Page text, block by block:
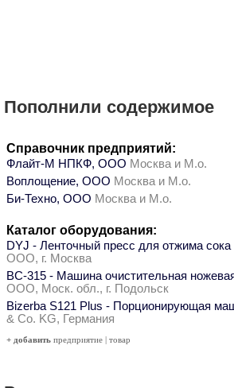
Пополнили содержимое
Справочник предприятий:
Флайт-М НПКФ, ООО Москва и М.о.
Воплощение, ООО Москва и М.о.
Би-Техно, ООО Москва и М.о.
Каталог оборудования:
DYJ - Ленточный пресс для отжима сока
ООО, г. Москва
ВС-315 - Машина очистительная
ООО, Моск. обл., г. Подольск
Bizerba S121 Plus - Порционирующая
& Co. KG, Германия
+ добавить предприятие | товар